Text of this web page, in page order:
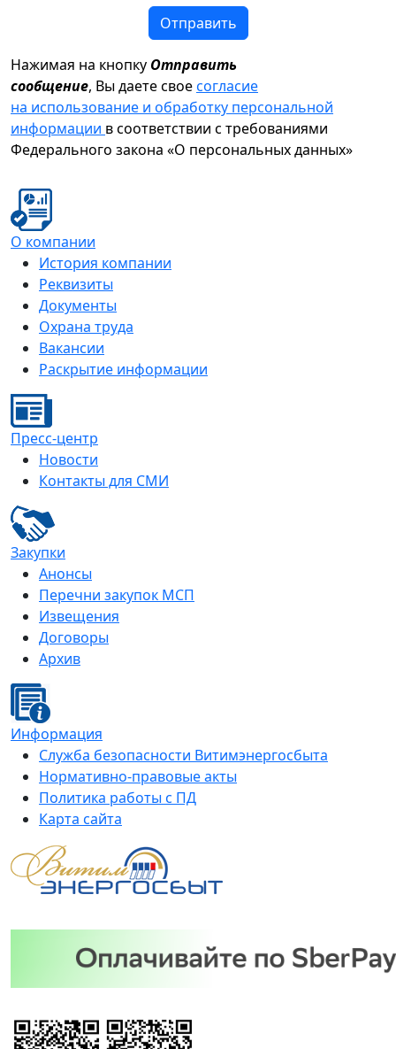
Отправить
Нажимая на кнопку Отправить
сообщение, Вы даете своесогласие
на использование и обработку персональной
информации в соответствии с требованиями
Федерального закона «О персональных данных»
О компании
История компании
Реквизиты
Документы
Охрана труда
Вакансии
Раскрытие информации
Пресс-центр
Новости
Контакты для СМИ
Закупки
Анонсы
Перечни закупок МСП
Извещения
Договоры
Архив
Информация
Служба безопасности Витимэнергосбыта
Нормативно-правовые акты
Политика работы с ПД
Карта сайта